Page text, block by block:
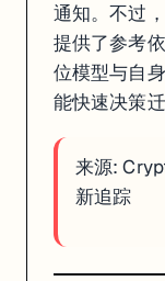
通知。不过
提供了参考
位模型与自
能快速决策迁
来源:
新追踪